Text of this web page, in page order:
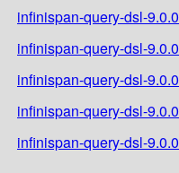
infinispan-query-dsl-
infinispan-query-dsl-
infinispan-query-dsl-
infinispan-query-dsl-
infinispan-query-dsl-